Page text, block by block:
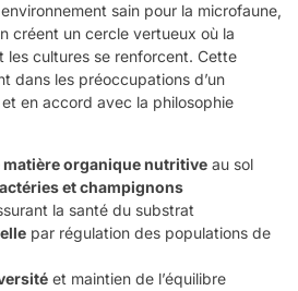
sain pour la microfaune,
créent un cercle vertueux où la
les cultures se renforcent. Cette
dans les préoccupations d’un
en accord avec la philosophie
organique nutritive au sol
et champignons
la santé du substrat
par régulation des populations de
et maintien de l’équilibre